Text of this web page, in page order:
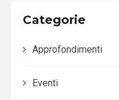
Categorie
Approfondimenti
Eventi